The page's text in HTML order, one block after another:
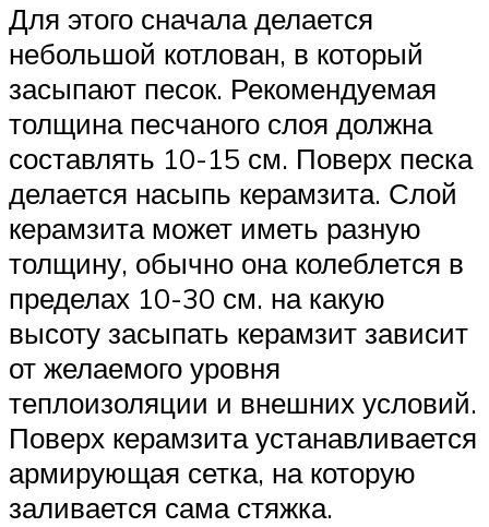
Для этого сначала делается
небольшой котлован, в который
засыпают песок. Рекомендуемая
толщина песчаного слоя должна
составлять 10-15 см. Поверх песка
делается насыпь керамзита. Слой
керамзита может иметь разную
толщину, обычно она колеблется в
пределах 10-30 см. на какую
высоту засыпать керамзит зависит
от желаемого уровня
теплоизоляции и внешних условий.
Поверх керамзита устанавливается
армирующая сетка, на которую
заливается сама стяжка.